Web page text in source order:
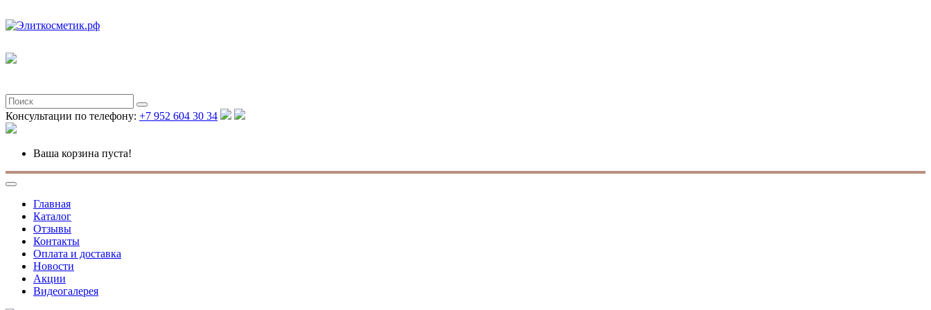
Консультации по телефону: +7 952 604 30 34
Ваша корзина пуста!
Главная
Каталог
Отзывы
Контакты
Оплата и доставка
Новости
Акции
Видеогалерея